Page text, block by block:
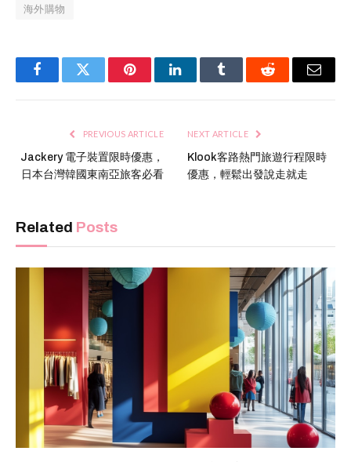
海外購物
FacebookTwitter PinterestLinkedInTumblr Reddit Email
PREVIOUS ARTICLE
Jackery 電子裝置限時優惠，
日本台灣韓國東南亞旅客必看
NEXT ARTICLE
Klook客路熱門旅遊行程限時
優惠，輕鬆出發說走就走
Related Posts